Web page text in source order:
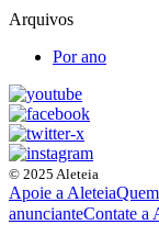
Arquivos
Por ano
© 2025 Aleteia
Apoie a Aleteia
anuncianteContate a